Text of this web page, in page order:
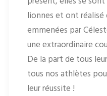
lionnes et ont
emmenées par
une extraordinaire
De la part de tous
tous nos athlètes
leur réussite !